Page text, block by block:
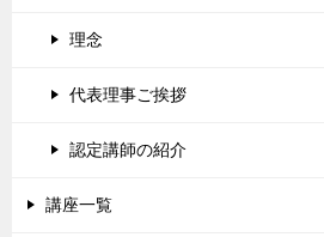
理念
代表理事ご挨拶
認定講師の紹介
講座一覧